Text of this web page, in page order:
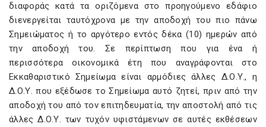
διαφοράς κατά τα οριζόμενα στο προηγούμενο εδάφιο
διενεργείται ταυτόχρονα με την αποδοχή του πιο πάνω
Σημειώματος ή το αργότερο εντός δέκα (10) ημερών από
την αποδοχή του. Σε περίπτωση που για ένα ή
περισσότερα οικονομικά έτη που αναγράφονται στο
Εκκαθαριστικό Σημείωμα είναι αρμόδιες άλλες Δ.Ο.Υ., η
Δ.Ο.Υ. που εξέδωσε το Σημείωμα αυτό ζητεί, πριν από την
αποδοχή του από τον επιτηδευματία, την αποστολή από τις
άλλες Δ.Ο.Υ. των τυχόν υφιστάμενων σε αυτές εκθέσεων